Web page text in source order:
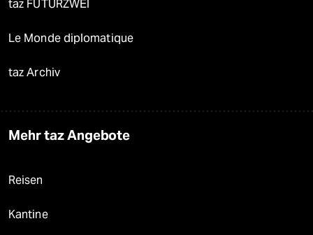
taz FUTURZWEI
Le Monde diplomatique
taz Archiv
Mehr taz Angebote
Reisen
Kantine